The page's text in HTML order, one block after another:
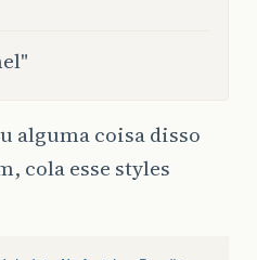
alguma coisa disso
cola esse styles